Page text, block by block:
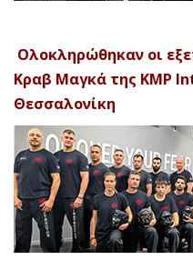
Ολοκληρώθηκαν οι
Κραβ Μαγκά της KMP
Θεσσαλονίκη